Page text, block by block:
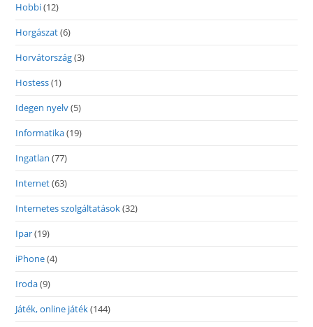
Hobbi(12)
Horgászat(6)
Horvátország(3)
Hostess(1)
Idegen nyelv(5)
Informatika(19)
Ingatlan (77)
Internet(63)
Internetes szolgáltatások(32)
Ipar(19)
iPhone(4)
Iroda(9)
Játék, online játék(144)